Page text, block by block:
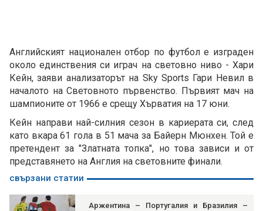
Английският национален отбор по футбол е изграден
около единствения си играч на световно ниво - Хари
Кейн, заяви анализаторът на Sky Sports Гари Невил в
началото на Световното първенство. Първият мач на
шампионите от 1966 е срещу Хърватия на 17 юни.
Кейн направи най-силния сезон в кариерата си, след
като вкара 61 гола в 51 мача за Байерн Мюнхен. Той е
претендент за "Златната топка", но това зависи и от
представянето на Англия на световните финали.
свързани статии
Аржентина – Португалия и Бразилия –